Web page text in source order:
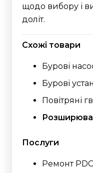
щодо вибору і
доліт.
Схожі товари
Бурові
Бурові
Повітряні
Послуги
Ремонт